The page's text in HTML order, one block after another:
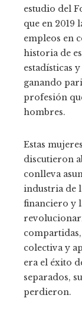
estudio del
que en 2019
empleos en
historia de
estadísticas
ganando
profesión
hombres.
Estas
discutieron
conlleva
industria de
financiero y
colectiva y
era el éxito
separados,
perdieron.